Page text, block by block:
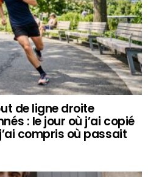
de ligne droite
: le jour où j’ai copié
compris où passait